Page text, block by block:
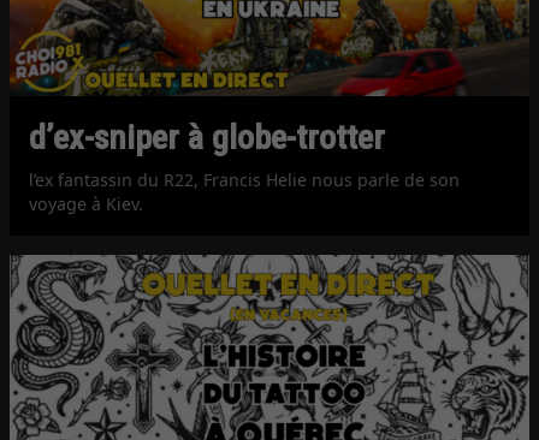
d’ex-sniper à globe-trotter
l’ex fantassin du R22, Francis Helie nous parle de son
voyage à Kiev.